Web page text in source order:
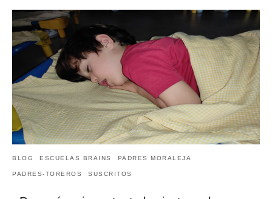
BLOG ESCUELAS BRAINS PADRES MORALEJA
PADRES-TOREROS SUSCRITOS